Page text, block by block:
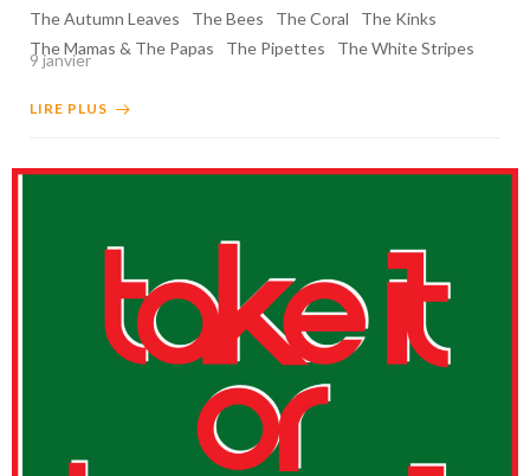
The Autumn Leaves
The Bees The Coral
The Kinks
The Mamas & The Papas
The Pipettes The White Stripes
9 janvier
LIRE PLUS